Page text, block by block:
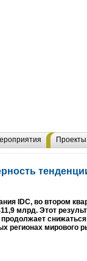
Проекты
IDC, во втором
млрд. Этот
регионах мирового